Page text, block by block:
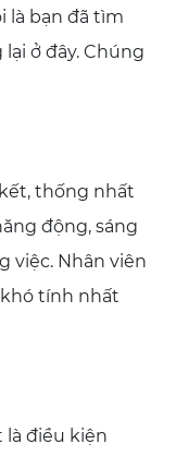
là bạn đã tìm
ở đây. Chúng
thống nhất
động, sáng
việc. Nhân viên
tính nhất
là điều kiện